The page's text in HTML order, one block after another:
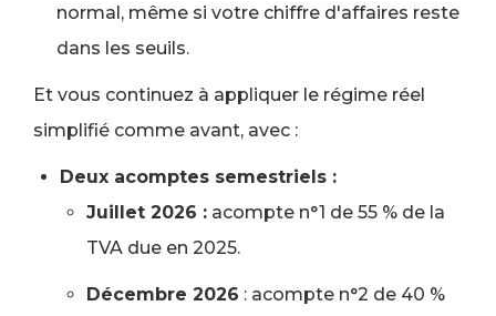
normal, même si votre chiffre d'affaires reste
dans les seuils.
Et vous continuez à appliquer le régime réel
simplifié comme avant, avec :
Deux acomptes semestriels :
Juillet 2026 : acompte n°1 de 55 % de la
TVA due en 2025.
Décembre 2026 : acompte n°2 de 40 %